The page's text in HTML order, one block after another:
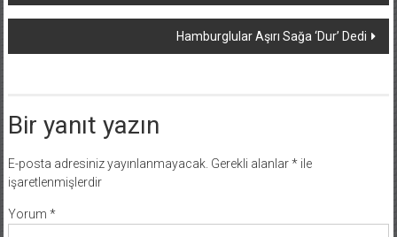
dolaşımı
Hamburglular Aşırı Sağa ‘Dur’ Dedi
Bir yanıt yazın
E-posta adresiniz yayınlanmayacak. Gerekli alanlar*ile
işaretlenmişlerdir
Yorum *